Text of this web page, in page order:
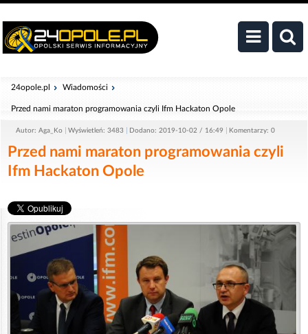
24opole.pl Wiadomości
Przed nami maraton programowania czyli Ifm Hackaton Opole
Autor: Aga_Ko Wyświetleń: 3483 Dodano: 2019-10-02 / 16:49 Komentarzy: 0
Przed nami maraton programowania czyli
Ifm Hackaton Opole